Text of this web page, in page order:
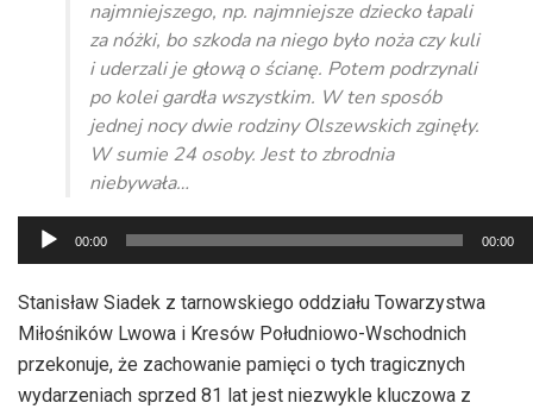
najmniejszego, np. najmniejsze dziecko łapali
za nóżki, bo szkoda na niego było noża czy kuli
i uderzali je głową o ścianę. Potem podrzynali
po kolei gardła wszystkim. W ten sposób
jednej nocy dwie rodziny Olszewskich zginęły.
W sumie 24 osoby. Jest to zbrodnia
niebywała…
Odtwarzacz
plików
dźwiękowych
00:00 00:00
Stanisław Siadek z tarnowskiego oddziału Towarzystwa
Miłośników Lwowa i Kresów Południowo-Wschodnich
przekonuje, że zachowanie pamięci o tych tragicznych
wydarzeniach sprzed 81 lat jest niezwykle kluczowa z